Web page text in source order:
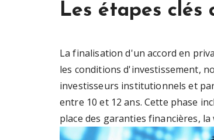
Les étapes clés
La finalisation d'un accord en
les conditions d'investissement,
investisseurs institutionnels et
entre 10 et 12 ans. Cette phase
place des garanties financières,